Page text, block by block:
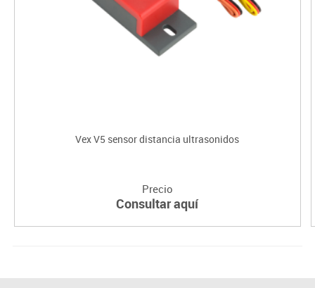
Vex V5 sensor distancia ultrasonidos
Precio
Consultar aquí